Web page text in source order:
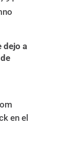
dejo a
en el